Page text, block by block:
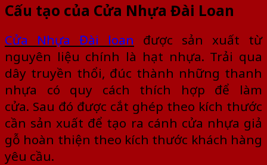
Cấu tạo của Cửa Nhựa Đài Loan
Cửa Nhựa Đài loan được sản xuất từ
nguyên liệu chính là hạt nhựa. Trải qua
dây truyền thổi, đúc thành những thanh
nhựa có quy cách thích hợp để làm
cửa. Sau đó được cắt ghép theo kích thước
cần sản xuất để tạo ra cánh cửa nhựa giả
gỗ hoàn thiện theo kích thước khách hàng
yêu cầu.